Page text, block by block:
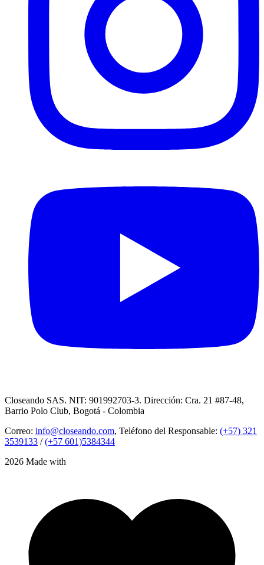
Closeando SAS. NIT: 901992703-3. Dirección: Cra. 21 #87-48,
Barrio Polo Club, Bogotá - Colombia
Correo: info@closeando.com, Teléfono del Responsable: (+57) 321
3539133 /(+57 601)5384344
2026 Made with